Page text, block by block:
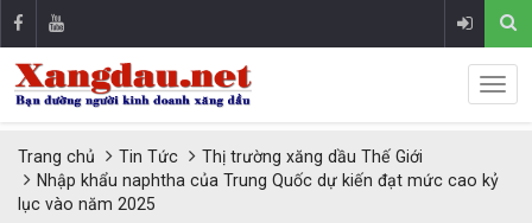
Trang chủ Tin Tức
Thị trường xăng dầu Thế Giới
Nhập khẩu naphtha của Trung Quốc dự kiến đạt mức cao kỷ
lục vào năm 2025